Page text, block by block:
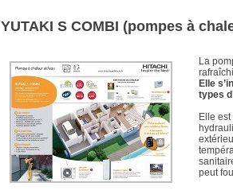
YUTAKI S COMBI (pompes à
La
Elle
types
Elle
peut